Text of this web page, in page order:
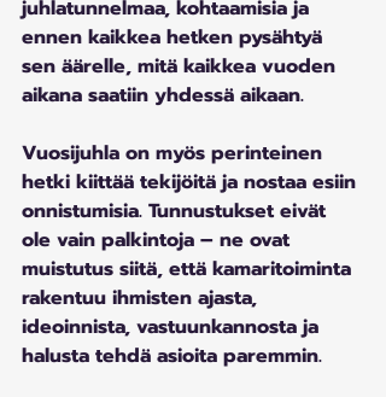
juhlatunnelmaa, kohtaamisia ja
ennen kaikkea hetken pysähtyä
sen äärelle, mitä kaikkea vuoden
aikana saatiin yhdessä aikaan.
Vuosijuhla on myös perinteinen
hetki kiittää tekijöitä ja nostaa esiin
onnistumisia. Tunnustukset eivät
ole vain palkintoja – ne ovat
muistutus siitä, että kamaritoiminta
rakentuu ihmisten ajasta,
ideoinnista, vastuunkannosta ja
halusta tehdä asioita paremmin.